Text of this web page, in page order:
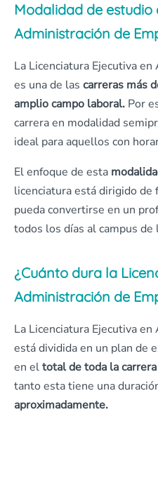
Modalidad de estudio
Administración de
La Licenciatura Ejecutiva
es una de las carreras más
amplio campo laboral. Por
carrera en modalidad
ideal para aquellos con
El enfoque de esta
licenciatura está dirigido
pueda convertirse en un
todos los días al campus de
¿Cuánto dura la
Administración de
La Licenciatura Ejecutiva
está dividida en un plan de
en eltotal de toda la
tanto esta tiene una
aproximadamente.